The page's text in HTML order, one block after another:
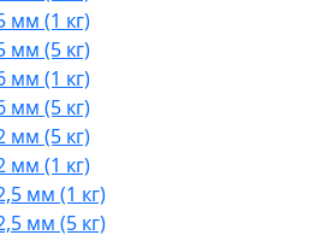
мм (1 кг)
мм (5 кг)
мм (1 кг)
мм (5 кг)
мм (5 кг)
мм (1 кг)
мм (1 кг)
мм (5 кг)